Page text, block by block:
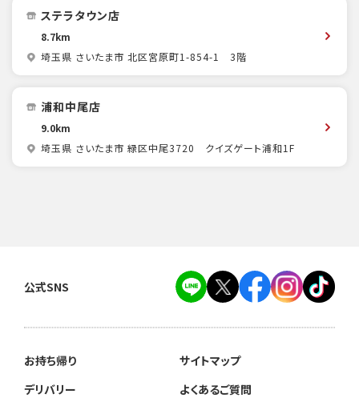
ステラタウン店
8.7km
埼玉県 さいたま市 北区宮原町1-854-1 3階
浦和中尾店
9.0km
埼玉県 さいたま市 緑区中尾3720 クイズゲート浦和1F
公式SNS
お持ち帰り
デリバリー
サイトマップ
よくあるご質問